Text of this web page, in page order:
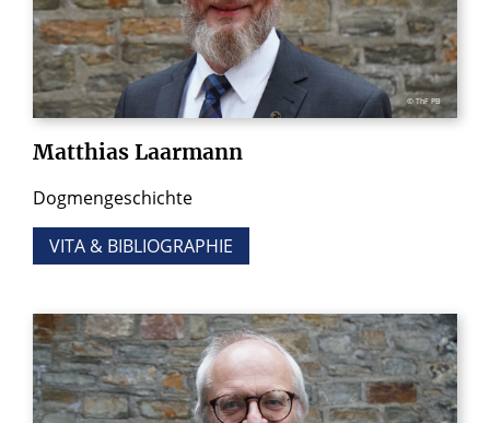
© ThF PB
Matthias Laarmann
Dogmengeschichte
VITA & BIBLIOGRAPHIE